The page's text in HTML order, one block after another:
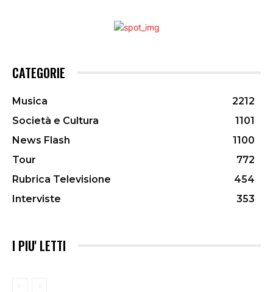
CATEGORIE
Musica
2212
Società e Cultura
1101
News Flash
1100
Tour
772
Rubrica Televisione
454
Interviste
353
I PIU' LETTI